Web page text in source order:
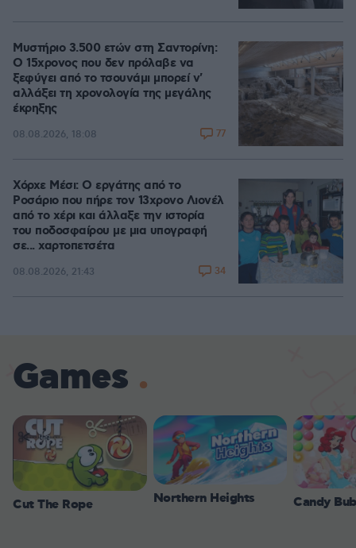
Μυστήριο 3.500 ετών στη Σαντορίνη:
Ο 15χρονος που δεν πρόλαβε να
ξεφύγει από το τσουνάμι μπορεί ν'
αλλάξει τη χρονολογία της μεγάλης
έκρηξης
08.08.2026, 18:08 77
Χόρχε Μέσι: Ο εργάτης από το
Ροσάριο που πήρε τον 13χρονο Λιονέλ
από το χέρι και άλλαξε την ιστορία
του ποδοσφαίρου με μια υπογραφή
σε... χαρτοπετσέτα
08.08.2026, 21:43 34
Games
Cut The Rope Northern Heights Candy